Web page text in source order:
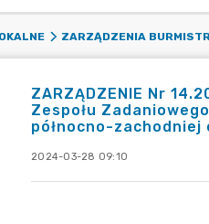
ZARZĄDZENIA
ZARZĄDZENIE Nr
Zespołu
północno-
2024-03-28 09:10